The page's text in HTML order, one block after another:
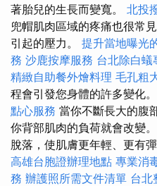
著胎兒的生長而變寬。 北投
兜帽肌肉區域的疼痛也很常
引起的壓力。 提升當地曝光
務 沙鹿按摩服務 台北除白蟻
精緻自助餐外燴料理 毛孔粗
程會引發您身體的許多變化。
點心服務 當你不斷長大的腹
你背部肌肉的負荷就會改變
脫落，使肌膚更年輕、更有彈
高雄台胞證辦理地點 專業消
務 辦護照所需文件清單 台北